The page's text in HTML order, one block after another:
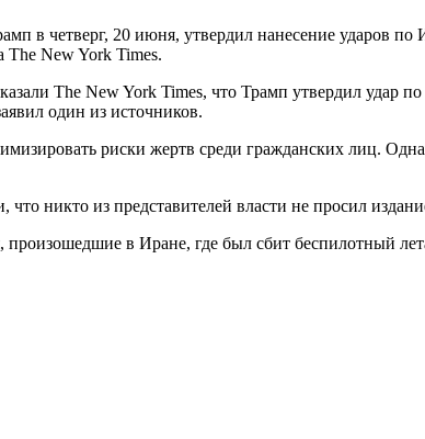
в четверг, 20 июня, утвердил нанесение ударов по
The New York Times.
The New York Times, что Трамп утвердил удар
один из источников.
риски жертв среди гражданских лиц.
никто из представителей власти не просил
в Иране, где был сбит беспилотный